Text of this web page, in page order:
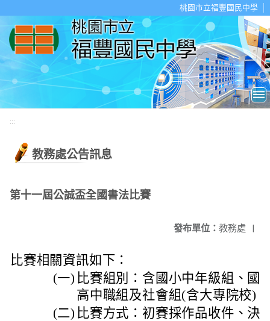
桃園市立福豐國民中學
:::
教務處公告訊息
第十一屆公誠盃全國書法比賽
發布單位： 教務處 |
比賽相關資訊如下：
(一) 比賽組別：含國小中年級組、國
高中職組及社會組(含大專院校)。
(二) 比賽方式：初賽採作品收件、決